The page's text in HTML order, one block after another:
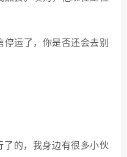
运了，你是否还会去别
了的，我身边有很多小伙